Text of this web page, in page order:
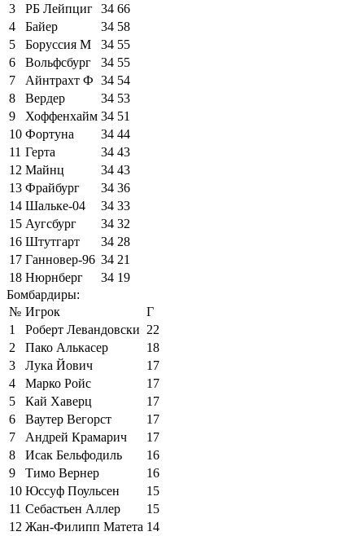
3
РБ Лейпциг 34 66
4
Байер 34 58
5
Боруссия М 34 55
6
Вольфсбург 34 55
7
Айнтрахт Ф 34 54
8
Вердер 34 53
9
Хоффенхайм 34 51
10 Фортуна 34 44
11 Герта 34 43
12 Майнц 34 43
13 Фрайбург 34 36
14 Шальке-04 34 33
15 Аугсбург 34 32
16 Штутгарт 34 28
17 Ганновер-96 34 21
18 Нюрнберг 34 19
Бомбардиры:
№ Игрок
Г
1
Роберт Левандовски 22
2
Пако Алькасер
18
3
Лука Йович
17
4
Марко Ройс
17
5
Кай Хаверц
17
6
Ваутер Вегорст
17
7
Андрей Крамарич
17
8
Исак Бельфодиль
16
9
Тимо Вернер
16
10 Юссуф Поульсен
15
11 Себастьен Аллер
15
12 Жан-Филипп Матета 14